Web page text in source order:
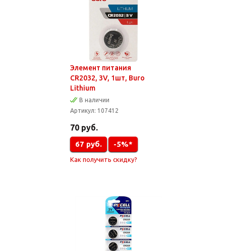
Элемент питания
CR2032, 3V, 1шт, Buro
Lithium
В наличии
Артикул: 107412
70 руб.
67 руб. -5%*
Как получить скидку?